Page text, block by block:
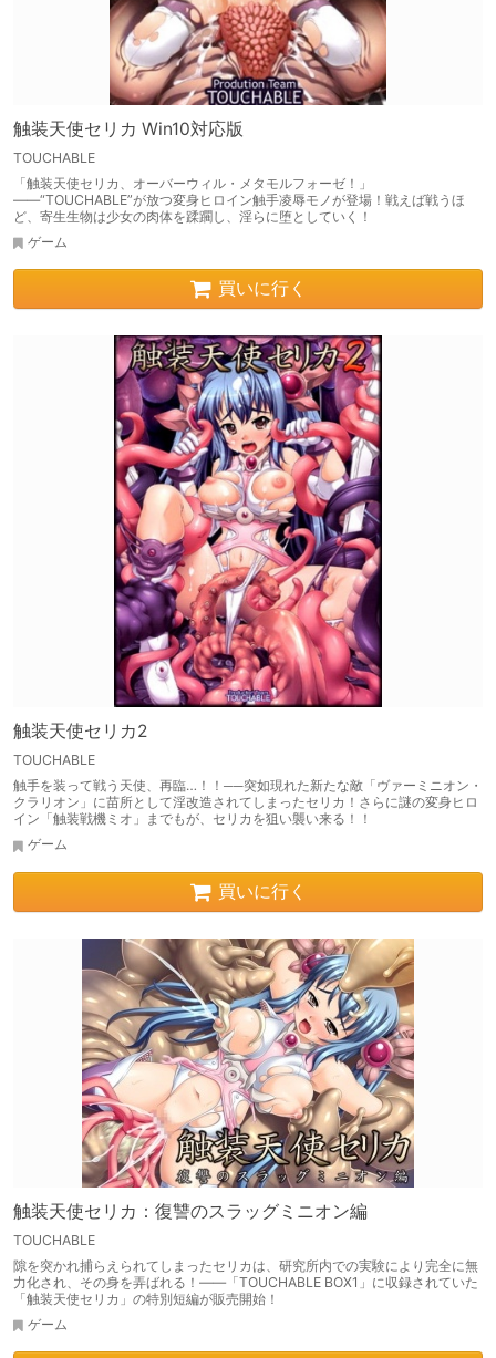
触装天使セリカ Win10対応版
TOUCHABLE
「触装天使セリカ、オーバーウィル・メタモルフォーゼ！」
——“TOUCHABLE”が放つ変身ヒロイン触手凌辱モノが登場！戦えば戦うほ
ど、寄生生物は少女の肉体を蹂躙し、淫らに堕としていく！
ゲーム
買いに行く
触装天使セリカ2
TOUCHABLE
触手を装って戦う天使、再臨…！！──突如現れた新たな敵「ヴァーミニオン・
クラリオン」に苗所として淫改造されてしまったセリカ！さらに謎の変身ヒロ
イン「触装戦機ミオ」までもが、セリカを狙い襲い来る！！
ゲーム
買いに行く
触装天使セリカ：復讐のスラッグミニオン編
TOUCHABLE
隙を突かれ捕らえられてしまったセリカは、研究所内での実験により完全に無
力化され、その身を弄ばれる！――「TOUCHABLE BOX1」に収録されていた
「触装天使セリカ」の特別短編が販売開始！
ゲーム